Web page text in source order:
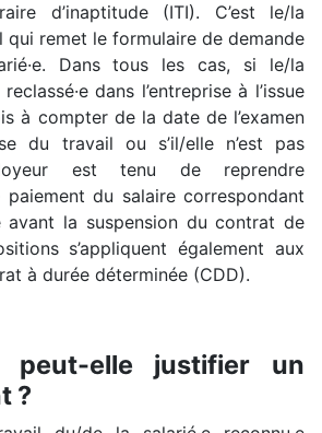
d’inaptitude (ITI). C’est le/la
qui remet le formulaire de demande
Dans tous les cas, si le/la
reclassé·e dans l’entreprise à l’issue
à compter de la date de l’examen
du travail ou s’il/elle n’est pas
est tenu de reprendre
paiement du salaire correspondant
avant la suspension du contrat de
s’appliquent également aux
à durée déterminée (CDD).
peut-elle justifier un
?